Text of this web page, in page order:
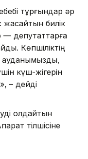
тұрғындар әр
билік
— депутаттарға
Көпшіліктің
ауданымызды,
күш-жігерін
– дейді
қолдайтын
тілшісіне